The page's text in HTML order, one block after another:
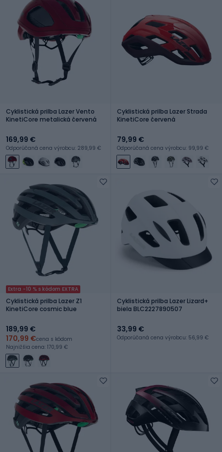
Cyklistická prilba Lazer Vento
KinetiCore metalická červená
169,99 €
Odporúčaná cena výrobcu: 289,99 €
Cyklistická prilba Lazer Strada
KinetiCore červená
79,99 €
Odporúčaná cena výrobcu: 99,99 €
Extra -10 % s kódom EXTRA
Cyklistická prilba Lazer Z1
KinetiCore cosmic blue
189,99 €
170,99 €cena s kódom
Najnižšia cena: 170,99 €
Cyklistická prilba Lazer Lizard+
biela BLC2227890507
33,99 €
Odporúčaná cena výrobcu: 56,99 €